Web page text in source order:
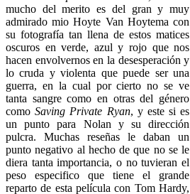
mucho del merito es del gran y muy
admirado mio Hoyte Van Hoytema con
su fotografía tan llena de estos matices
oscuros en verde, azul y rojo que nos
hacen envolvernos en la desesperación y
lo cruda y violenta que puede ser una
guerra, en la cual por cierto no se ve
tanta sangre como en otras del género
comoSaving Private Ryan, y este si es
un punto para Nolan y su dirección
pulcra. Muchas reseñas le daban un
punto negativo al hecho de que no se le
diera tanta importancia, o no tuvieran el
peso especifico que tiene el grande
reparto de esta película con Tom Hardy,